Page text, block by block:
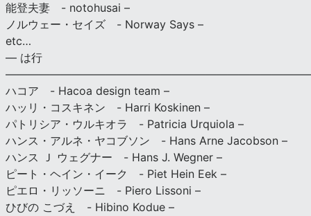
能登夫妻 - notohusai –
ノルウェー・セイズ - Norway Says –
etc…
— は行
ハコア - Hacoa design team –
ハッリ・コスキネン - Harri Koskinen –
パトリシア・ウルキオラ - Patricia Urquiola –
ハンス・アルネ・ヤコブソン - Hans Arne Jacobson –
ハンス Ｊ ウェグナー - Hans J. Wegner –
ピート・ヘイン・イーク - Piet Hein Eek –
ピエロ・リッソーニ - Piero Lissoni –
ひびの こづえ - Hibino Kodue –